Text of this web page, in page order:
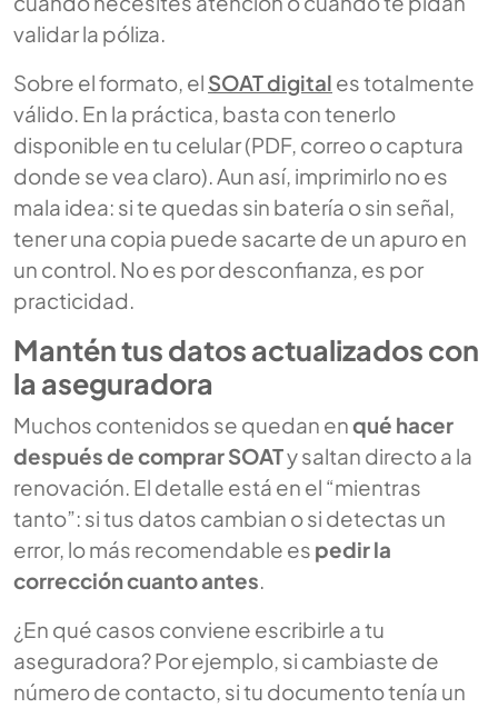
validar la póliza.
Sobre el formato, el SOAT digital es totalmente
válido. En la práctica, basta con tenerlo
disponible en tu celular (PDF, correo o captura
donde se vea claro). Aun así, imprimirlo no es
mala idea: si te quedas sin batería o sin señal,
tener una copia puede sacarte de un apuro en
un control. No es por desconfianza, es por
practicidad.
Mantén tus datos actualizados con
la aseguradora
Muchos contenidos se quedan enqué hacer
después de comprar SOATy saltan directo a la
renovación. El detalle está en el “mientras
tanto”: si tus datos cambian o si detectas un
error, lo más recomendable es pedir la
corrección cuanto antes.
¿En qué casos conviene escribirle a tu
aseguradora? Por ejemplo, si cambiaste de
número de contacto, si tu documento tenía un